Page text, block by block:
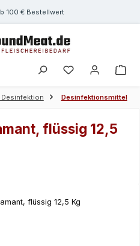
100 € Bestellwert
Desinfektion Desinfektionsmittel
flüssig 12,5